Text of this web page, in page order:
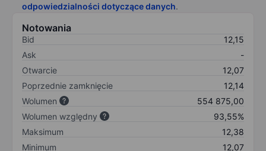
odpowiedzialności dotyczące danych.
Notowania
Bid
12,15
Ask
-
Otwarcie
12,07
Poprzednie zamknięcie
12,14
Wolumen
554 875,00
Wolumen względny
93,55%
Maksimum
12,38
Minimum
12,07